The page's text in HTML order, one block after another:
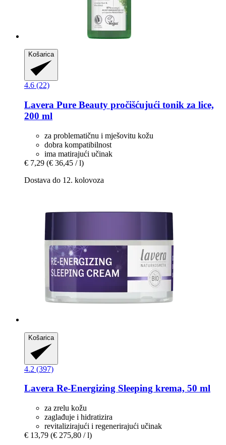
Košarica
4.6 (22)
Lavera Pure Beauty pročišćujući tonik za lice,
200 ml
za problematičnu i mješovitu kožu
dobra kompatibilnost
ima matirajući učinak
€ 7,29 (€ 36,45 / l)
Dostava do 12. kolovoza
Košarica
4.2 (397)
Lavera Re-​Energizing Sleeping krema, 50 ml
za zrelu kožu
zaglađuje i hidratizira
revitalizirajući i regenerirajući učinak
€ 13,79 (€ 275,80 / l)